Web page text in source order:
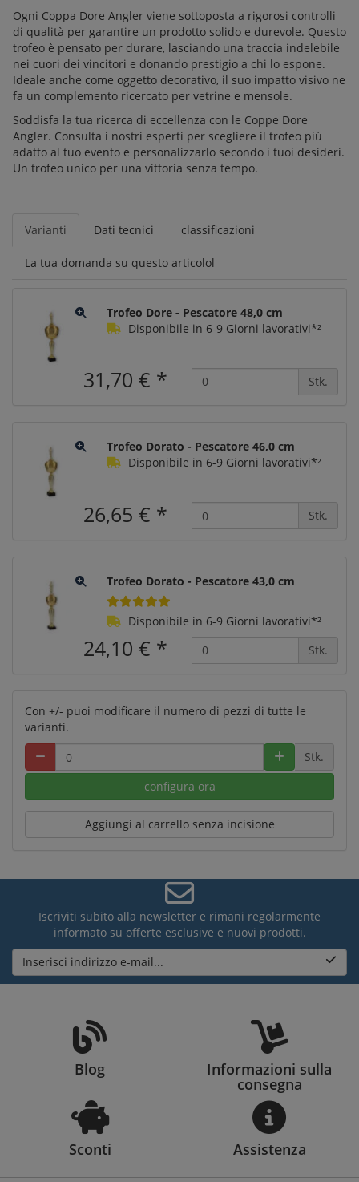
Ogni Coppa Dore Angler viene sottoposta a rigorosi controlli
di qualità per garantire un prodotto solido e durevole. Questo
trofeo è pensato per durare, lasciando una traccia indelebile
nei cuori dei vincitori e donando prestigio a chi lo espone.
Ideale anche come oggetto decorativo, il suo impatto visivo ne
fa un complemento ricercato per vetrine e mensole.
Soddisfa la tua ricerca di eccellenza con le Coppe Dore
Angler. Consulta i nostri esperti per scegliere il trofeo più
adatto al tuo evento e personalizzarlo secondo i tuoi desideri.
Un trofeo unico per una vittoria senza tempo.
Varianti Dati tecnici classificazioni
La tua domanda su questo articolol
Trofeo Dore - Pescatore 48,0 cm
Disponibile in 6-9 Giorni lavorativi*²
31,70 € * Stk.
Trofeo Dorato - Pescatore 46,0 cm
Disponibile in 6-9 Giorni lavorativi*²
26,65 € * Stk.
Trofeo Dorato - Pescatore 43,0 cm
Disponibile in 6-9 Giorni lavorativi*²
24,10 € * Stk.
Con +/- puoi modificare il numero di pezzi di tutte le
varianti.
Stk.
configura ora
Aggiungi al carrello senza incisione
Iscriviti subito alla newsletter e rimani regolarmente
informato su offerte esclusive e nuovi prodotti.
Inserisci indirizzo e-mail...
Blog Informazioni sulla
consegna
Sconti Assistenza